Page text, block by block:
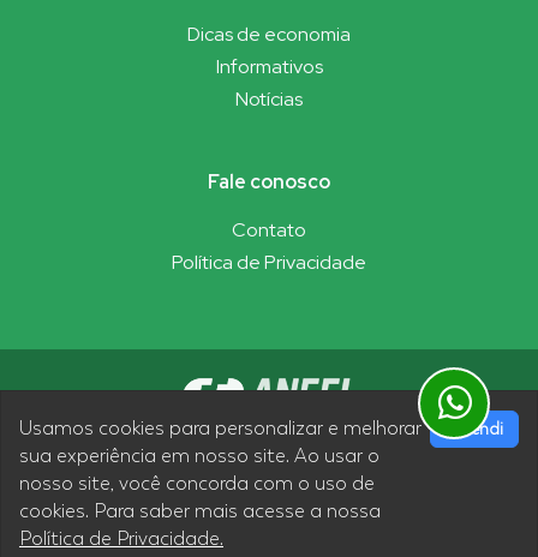
Dicas de economia
Informativos
Notícias
Fale conosco
Contato
Política de Privacidade
Usamos cookies para personalizar e melhorar
sua experiência em nosso site. Ao usar o
nosso site, você concorda com o uso de
cookies. Para saber mais acesse a nossa
Política de Privacidade.
Entendi
Siga nossas redes sociais